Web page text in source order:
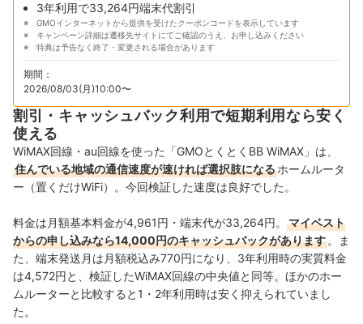
3年利用で33,264円端末代割引
GMOインターネットから提供を受けたクーポンコードを表示しています
キャンペーン詳細は遷移先サイトにてご確認のうえ、お申し込みください
特典は予告なく終了・変更される場合があります
期間：
2026/08/03(月)10:00〜
割引・キャッシュバック利用で短期利用なら安く
使える
WiMAX回線・au回線を使った「GMOとくとくBB WiMAX」は、
住んでいる地域の通信速度が速ければ選択肢になるホームルータ
ー（置くだけWiFi）。今回検証した速度は良好でした。
料金は月額基本料金が4,961円・端末代が33,264円。
マイベスト
からの申し込みなら14,000円のキャッシュバックがあります 。ま
た、端末発送月は月額税込み770円になり、3年利用時の実質料金
は4,572円と、検証したWiMAX回線の中央値と同等。ほかのホー
ムルーターと比較すると1・2年利用時は安く抑えられていまし
た。